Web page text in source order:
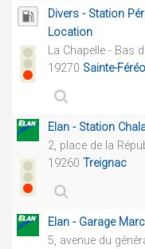
Divers - Station
Location
La Chapelle - Bas
19270 Sainte-
Elan - Station
2, place de la
19260 Treignac
Elan - Garage
5, avenue du